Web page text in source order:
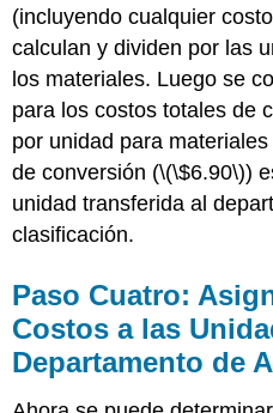
(incluyendo cualquier
calculan y dividen por las
los materiales. Luego se
para los costos totales de
por unidad para materiales
de conversión (\(\$6.90\))
unidad transferida al
clasificación.
Paso Cuatro:
Costos a las
Departamento de